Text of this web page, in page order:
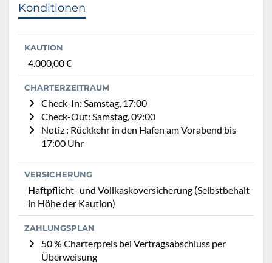
Konditionen
KAUTION
4.000,00 €
CHARTERZEITRAUM
Check-In: Samstag, 17:00
Check-Out: Samstag, 09:00
Notiz : Rückkehr in den Hafen am Vorabend bis
17:00 Uhr
VERSICHERUNG
Haftpflicht- und Vollkaskoversicherung (Selbstbehalt
in Höhe der Kaution)
ZAHLUNGSPLAN
50 % Charterpreis bei Vertragsabschluss per
Überweisung